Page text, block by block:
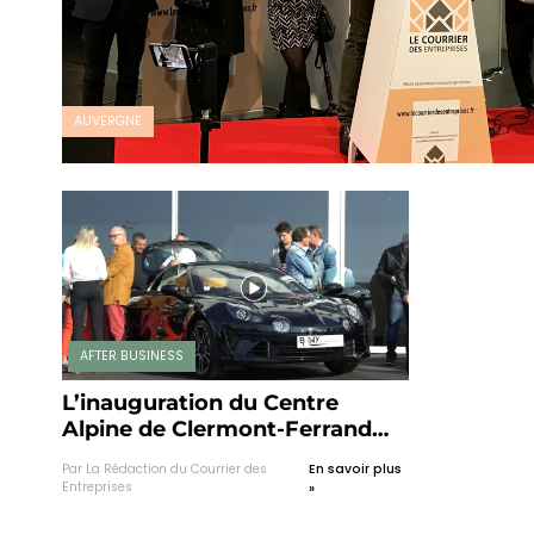
AUVERGNE
AFTER BUSINESS
L’inauguration du Centre
Alpine de Clermont-Ferrand
Par La Rédaction du Courrier des
Entreprises
En savoir plus
»